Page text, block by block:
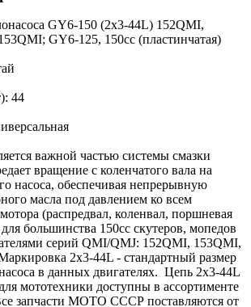
GY6-150 (2х3-44L) 152QMI,
GY6-125, 150cc (пластинчатая)
44
важной частью системы смазки
вращение с коленчатого вала на
насоса, обеспечивая непрерывную
масла под давлением ко всем
(распредвал, коленвал, поршневая
большинства 150сс скутеров, мопедов
серий QMI/QMJ: 152QMI, 153QMI,
2x3-44L - стандартный размер
в данных двигателях. Цепь 2x3-44L
мототехники доступны в ассортименте
запчасти МОТО СССР поставляются от